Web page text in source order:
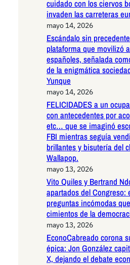
cuidado con los ciervos
invaden las carreteras
mayo 14, 2026
Escándalo sin
plataforma que movilizó
españoles, señalada
de la enigmática
Yunque
mayo 14, 2026
FELICIDADES a un
con antecedentes por
etc… que se imaginó
FBI mientras seguía
brillantes y bisutería del
Wallapop.
mayo 13, 2026
Vito Quiles y Bertrand
apartados del Congreso:
preguntas incómodas
cimientos de la
mayo 13, 2026
EconoCabreado corona
épica: Jon González
X, dejando el debate